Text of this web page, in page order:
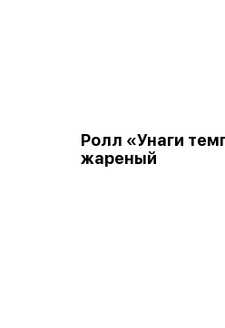
Ролл «Унаги
жареный